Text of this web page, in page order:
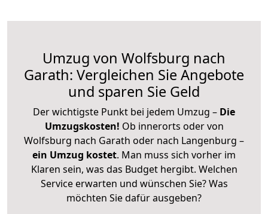
Umzug von Wolfsburg nach
Garath: Vergleichen Sie Angebote
und sparen Sie Geld
Der wichtigste Punkt bei jedem Umzug – Die
Umzugskosten! Ob innerorts oder von
Wolfsburg nach Garath oder nach Langenburg –
ein Umzug kostet. Man muss sich vorher im
Klaren sein, was das Budget hergibt. Welchen
Service erwarten und wünschen Sie? Was
möchten Sie dafür ausgeben?